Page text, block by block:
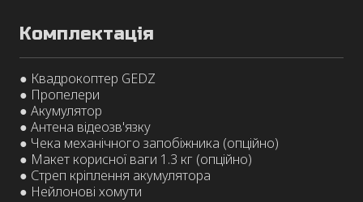
Комплектація
● Квадрокоптер GEDZ
● Пропелери
● Акумулятор
● Антена відеозв'язку
● Чека механічного запобіжника (опційно)
● Макет корисної ваги 1.3 кг (опційно)
● Стреп кріплення акумулятора
● Нейлонові хомути